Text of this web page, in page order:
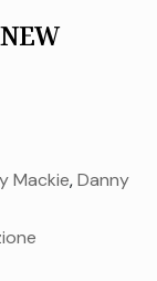
Mackie,Danny
Lopez